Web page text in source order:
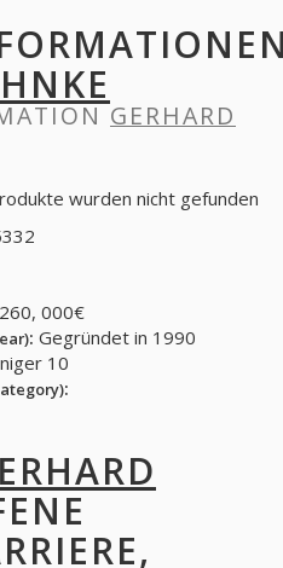
GERHARD
wurden nicht gefunden
260, 000€
: Gegründet in 1990
10
: